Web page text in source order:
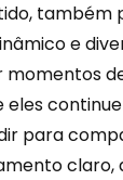
também
e
para